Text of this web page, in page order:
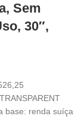
Sem
30″,
base: renda suíça